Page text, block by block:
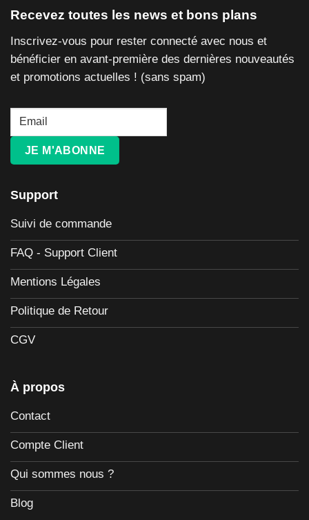
Recevez toutes les news et bons plans
Inscrivez-vous pour rester connecté avec nous et
bénéficier en avant-première des dernières nouveautés
et promotions actuelles ! (sans spam)
JE M'ABONNE
Support
Suivi de commande
FAQ - Support Client
Mentions Légales
Politique de Retour
CGV
À propos
Contact
Compte Client
Qui sommes nous ?
Blog